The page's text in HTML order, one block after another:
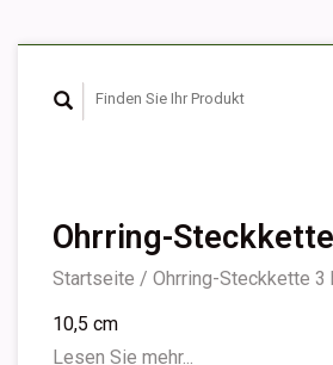
Ohrring-
Startseite / Ohrring-Steckkette 3
10,5 cm
Lesen Sie mehr...